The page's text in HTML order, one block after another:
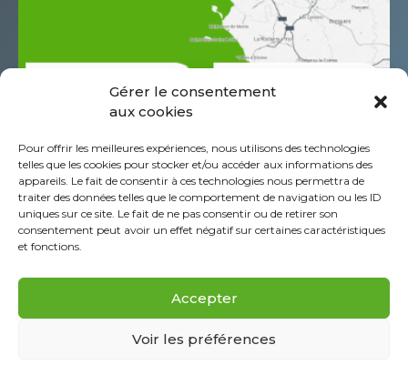
Gérer le consentement
aux cookies
Pour offrir les meilleures expériences, nous utilisons des technologies
telles que les cookies pour stocker et/ou accéder aux informations des
appareils. Le fait de consentir à ces technologies nous permettra de
traiter des données telles que le comportement de navigation ou les ID
uniques sur ce site. Le fait de ne pas consentir ou de retirer son
consentement peut avoir un effet négatif sur certaines caractéristiques
et fonctions.
Accepter
Voir les préférences
Z.A.C. de l’Aéropole
CS60044 44152 Ancenis - St-Géréon Cédex
Frankreich
+332 40 96 39 39
Rechtliche Hinweise